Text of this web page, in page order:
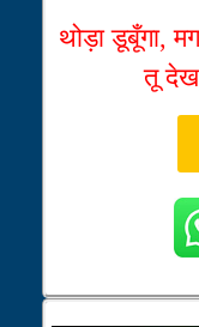
थोड़ा डूबूँगा,
तू